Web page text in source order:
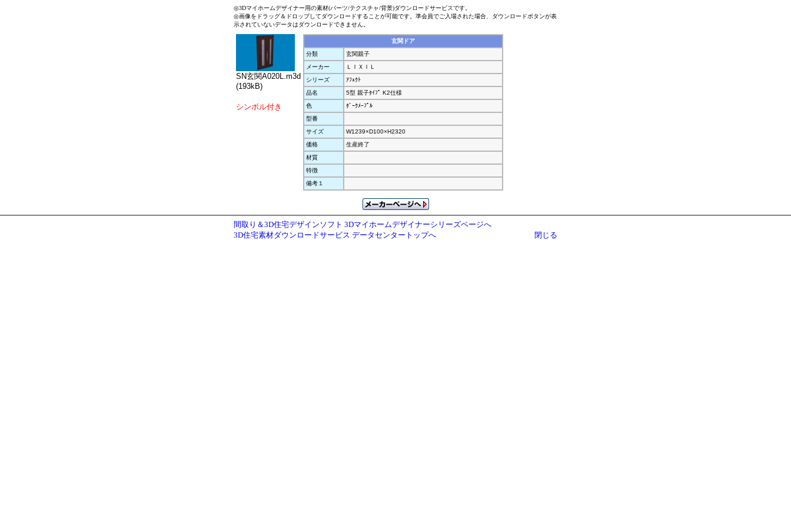
◎3Dマイホームデザイナー用の素材(パーツ/テクスチャ/背景)ダウンロードサービスです。
◎画像をドラッグ＆ドロップしてダウンロードすることが可能です。準会員でご入場された場合、ダウンロードボタンが表
示されていないデータはダウンロードできません。
SN玄関A020L.m3d
(193kB)
シンボル付き
玄関ドア
分類
玄関親子
メーカー
ＬＩＸＩＬ
シリーズ
ｱﾌｪｸﾄ
品名
5型 親子ﾀｲﾌﾟ K2仕様
色
ﾀﾞｰｸﾒｰﾌﾟﾙ
型番
サイズ
W1239×D100×H2320
価格
生産終了
材質
特徴
備考１
間取り＆3D住宅デザインソフト 3Dマイホームデザイナーシリーズページへ
3D住宅素材ダウンロードサービス データセンタートップへ
閉じる